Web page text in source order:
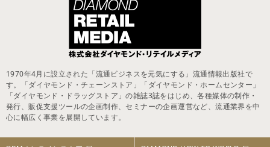
1970年4月に設立された「流通ビジネスを元気にする」流通情報出版社で
す。「ダイヤモンド・チェーンストア」「ダイヤモンド・ホームセンター」
「ダイヤモンド・ドラッグストア」の雑誌3誌をはじめ、各種媒体の制作・
発行、販促支援ツールの企画制作、セミナーの企画運営など、流通業界を中
心に幅広く事業を展開しています。